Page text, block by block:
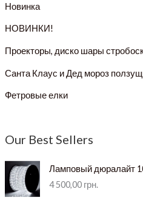
Новинка
НОВИНКИ!
Проекторы, диско шары
Санта Клаус и Дед мороз
Фетровые елки
Our Best Sellers
Ламповый дюралайт
4 500,00 грн.